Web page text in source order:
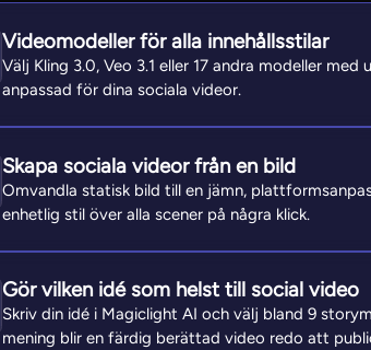
Videomodeller för alla innehållsstilar
Välj Kling 3.0, Veo 3.1 eller 17 andra modeller med
anpassad för dina sociala videor.
Skapa sociala videor från en bild
Omvandla statisk bild till en jämn,
enhetlig stil över alla scener på några klick.
Gör vilken idé som helst till social video
Skriv din idé i Magiclight AI och välj bland 9
mening blir en färdig berättad video redo att